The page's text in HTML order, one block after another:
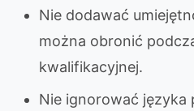
Nie dodawać
można obronić
kwalifikacyjnej.
Nie ignorować języka